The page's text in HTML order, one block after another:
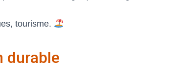
tourisme.
durable